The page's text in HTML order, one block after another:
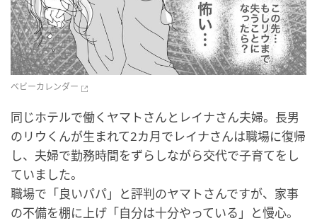
ベビーカレンダー
同じホテルで働くヤマトさんとレイナさん夫婦。長男
のリウくんが生まれて2カ月でレイナさんは職場に復帰
し、夫婦で勤務時間をずらしながら交代で子育てをし
ていました。
職場で「良いパパ」と評判のヤマトさんですが、家事
の不備を棚に上げ「自分は十分やっている」と慢心。